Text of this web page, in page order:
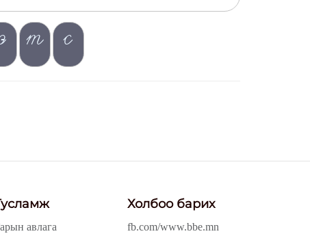
т с
авлага
Холбоо барих
fb.com/www.bbe.mn